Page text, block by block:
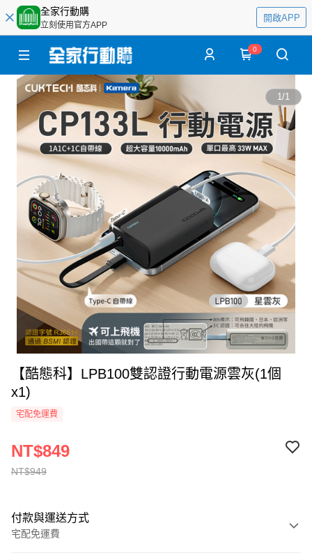
全家行動購
立刻使用官方APP
開啟APP
0
1/1
【酷態科】LPB100雙認證行動電源雲灰(1個
x1)
宅配免運費
NT$949
NT$849
付款與運送方式
宅配免運費